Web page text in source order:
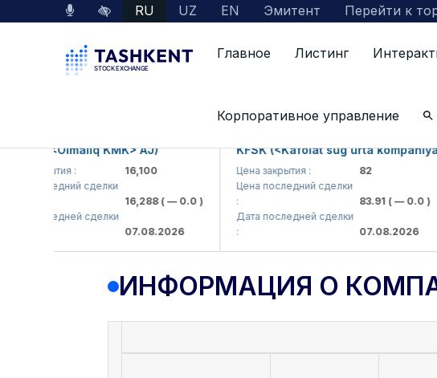
RU UZ EN Эмитент Перейти к
Главное Листинг
Корпоративное управление
Информация о компании
(<Olmaliq KMK> AJ)
16,100
последний сделки
16,288( — 0.0 )
последней сделки
07.08.2026
KFSK (<Kafolat sug'urta kompaniyasi>
Цена закрытия :
Цена последний сделки
83.91( — 0.0 )
Дата последней сделки
07.08.2026
ИНФОРМАЦИЯ О